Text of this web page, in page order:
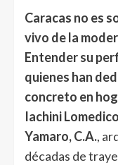
Caracas no es
vivo de la
Entender su
quienes han
concreto en
Iachini Lomedico
Yamaro, C.A.,
décadas de